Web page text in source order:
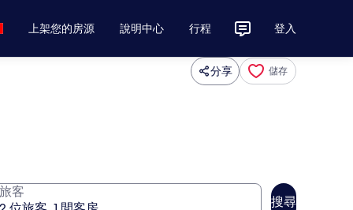
上架您的房源 說明中心 行程 登入
分享 儲存
旅客
搜尋